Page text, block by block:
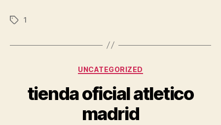
Etiquetas
1
Categorías
UNCATEGORIZED
tienda oficial atletico
madrid